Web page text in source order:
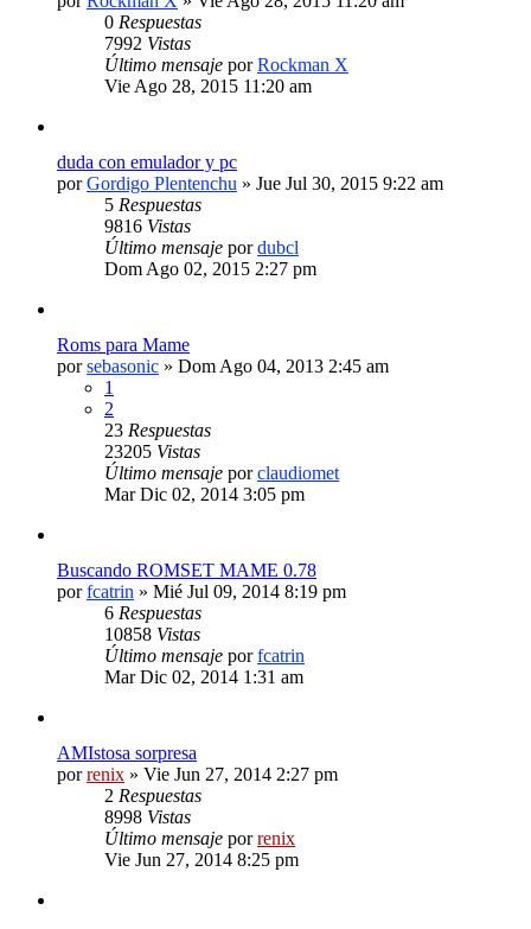
0 Respuestas
7992 Vistas
Último mensaje porRockman X
Vie Ago 28, 2015 11:20 am
duda con emulador y pc
porGordigo Plentenchu » Jue Jul 30, 2015 9:22 am
5 Respuestas
9816 Vistas
Último mensaje pordubcl
Dom Ago 02, 2015 2:27 pm
Roms para Mame
porsebasonic » Dom Ago 04, 2013 2:45 am
1
2
23 Respuestas
23205 Vistas
Último mensaje porclaudiomet
Mar Dic 02, 2014 3:05 pm
Buscando ROMSET MAME 0.78
porfcatrin » Mié Jul 09, 2014 8:19 pm
6 Respuestas
10858 Vistas
Último mensaje porfcatrin
Mar Dic 02, 2014 1:31 am
AMIstosa sorpresa
porrenix » Vie Jun 27, 2014 2:27 pm
2 Respuestas
8998 Vistas
Último mensaje porrenix
Vie Jun 27, 2014 8:25 pm